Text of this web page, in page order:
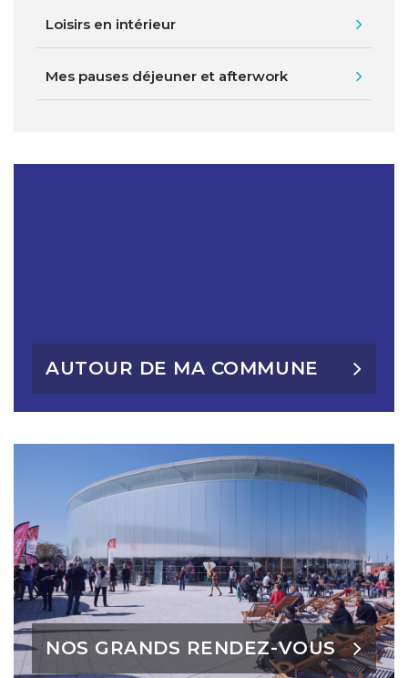
Loisirs en intérieur
Mes pauses déjeuner et afterwork
AUTOUR DE MA COMMUNE
NOS GRANDS RENDEZ-VOUS